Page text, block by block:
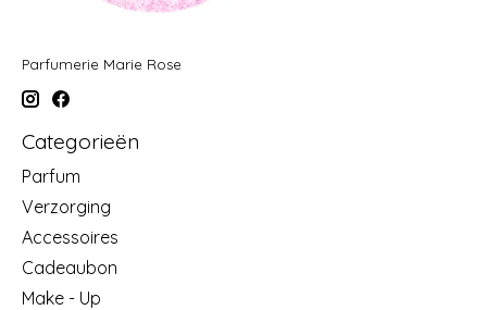
Parfumerie Marie Rose
Categorieën
Parfum
Verzorging
Accessoires
Cadeaubon
Make - Up